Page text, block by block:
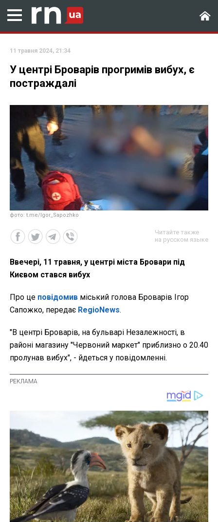
11 травня 2024, 21:34
У центрі Броварів прогримів вибух, є
постраждалі
фото: t.me/Igor_Sapozhko
Читайте также
на русском языке
Ввечері, 11 травня, у центрі міста Бровари під
Києвом стався вибух
Про це повідомив міський голова Броварів Ігор
Сапожко, передає RegioNews.
"В центрі Броварів, на бульварі Незалежності, в
районі магазину "Червоний маркет" приблизно о 20.40
пролунав вибух", - йдеться у повідомленні.